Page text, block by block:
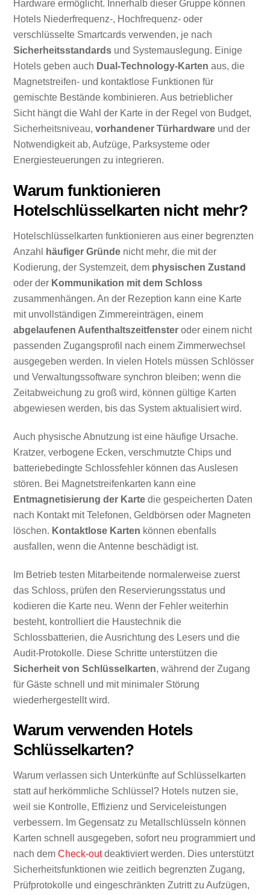
Hardware ermöglicht. Innerhalb dieser Gruppe können
Hotels Niederfrequenz-, Hochfrequenz- oder
verschlüsselte Smartcards verwenden, je nach
Sicherheitsstandards und Systemauslegung. Einige
Hotels geben auch Dual-Technology-Karten aus, die
Magnetstreifen- und kontaktlose Funktionen für
gemischte Bestände kombinieren. Aus betrieblicher
Sicht hängt die Wahl der Karte in der Regel von Budget,
Sicherheitsniveau,vorhandener Türhardware und der
Notwendigkeit ab, Aufzüge, Parksysteme oder
Energiesteuerungen zu integrieren.
Warum funktionieren
Hotelschlüsselkarten nicht mehr?
Hotelschlüsselkarten funktionieren aus einer begrenzten
Anzahl
häufiger Gründe nicht mehr, die mit der
Kodierung, der Systemzeit, dem physischen Zustand
oder der Kommunikation mit dem Schloss
zusammenhängen. An der Rezeption kann eine Karte
mit unvollständigen Zimmereinträgen, einem
abgelaufenen Aufenthaltszeitfenster oder einem nicht
passenden Zugangsprofil nach einem Zimmerwechsel
ausgegeben werden. In vielen Hotels müssen Schlösser
und Verwaltungssoftware synchron bleiben; wenn die
Zeitabweichung zu groß wird, können gültige Karten
abgewiesen werden, bis das System aktualisiert wird.
Auch physische Abnutzung ist eine häufige Ursache.
Kratzer, verbogene Ecken, verschmutzte Chips und
batteriebedingte Schlossfehler können das Auslesen
stören. Bei Magnetstreifenkarten kann eine
Entmagnetisierung der Karte die gespeicherten Daten
nach Kontakt mit Telefonen, Geldbörsen oder Magneten
löschen. Kontaktlose Karten können ebenfalls
ausfallen, wenn die Antenne beschädigt ist.
Im Betrieb testen Mitarbeitende normalerweise zuerst
das Schloss, prüfen den Reservierungsstatus und
kodieren die Karte neu. Wenn der Fehler weiterhin
besteht, kontrolliert die Haustechnik die
Schlossbatterien, die Ausrichtung des Lesers und die
Audit-Protokolle. Diese Schritte unterstützen die
Sicherheit von Schlüsselkarten, während der Zugang
für Gäste schnell und mit minimaler Störung
wiederhergestellt wird.
Warum verwenden Hotels
Schlüsselkarten?
Warum verlassen sich Unterkünfte auf Schlüsselkarten
statt auf herkömmliche Schlüssel? Hotels nutzen sie,
weil sie Kontrolle, Effizienz und Serviceleistungen
verbessern. Im Gegensatz zu Metallschlüsseln können
Karten schnell ausgegeben, sofort neu programmiert und
nach demCheck-outdeaktiviert werden. Dies unterstützt
Sicherheitsfunktionen wie zeitlich begrenzten Zugang,
Prüfprotokolle und eingeschränkten Zutritt zu Aufzügen,